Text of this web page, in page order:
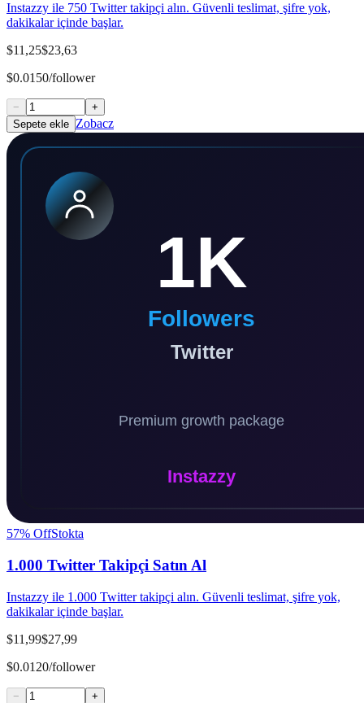
Instazzy ile 750 Twitter takipçi alın. Güvenli teslimat, şifre yok,
dakikalar içinde başlar.
$11,25$23,63
$0.0150/follower
−
+
Sepete ekle Zobacz
57% OffStokta
1.000 Twitter Takipçi Satın Al
Instazzy ile 1.000 Twitter takipçi alın. Güvenli teslimat, şifre yok,
dakikalar içinde başlar.
$11,99$27,99
$0.0120/follower
−
+